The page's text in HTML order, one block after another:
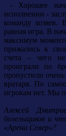
- Хорошее
исполнении -
команду хозяев.
равная игра. В
максимум
прижались к
счета – чего
проиграли по
пропустили
вратаря. По
игрокам нет. Мы
Алексей
болельщиков и
«Арена Север»?